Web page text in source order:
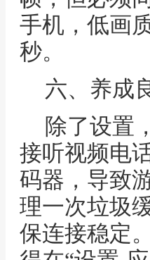
手机，低画
秒。
六、养成
除了设置
接听视频电
码器，导致
理一次垃圾
保连接稳定